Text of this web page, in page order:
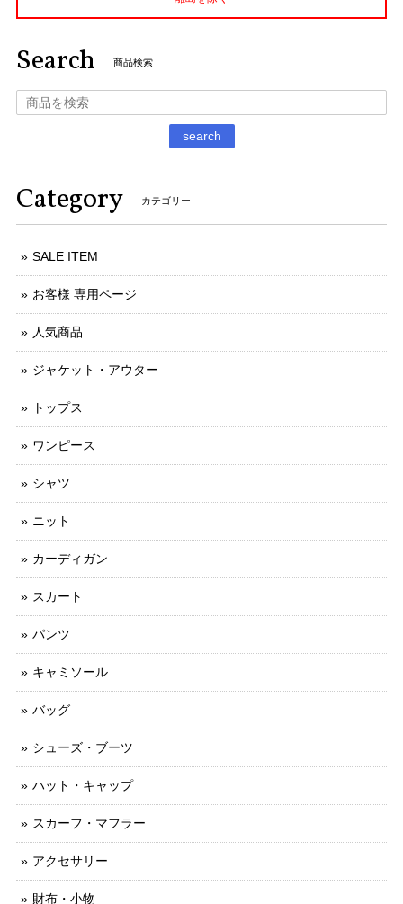
Search 商品検索
search
Category カテゴリー
SALE ITEM
お客様 専用ページ
人気商品
ジャケット・アウター
トップス
ワンピース
シャツ
ニット
カーディガン
スカート
パンツ
キャミソール
バッグ
シューズ・ブーツ
ハット・キャップ
スカーフ・マフラー
アクセサリー
財布・小物